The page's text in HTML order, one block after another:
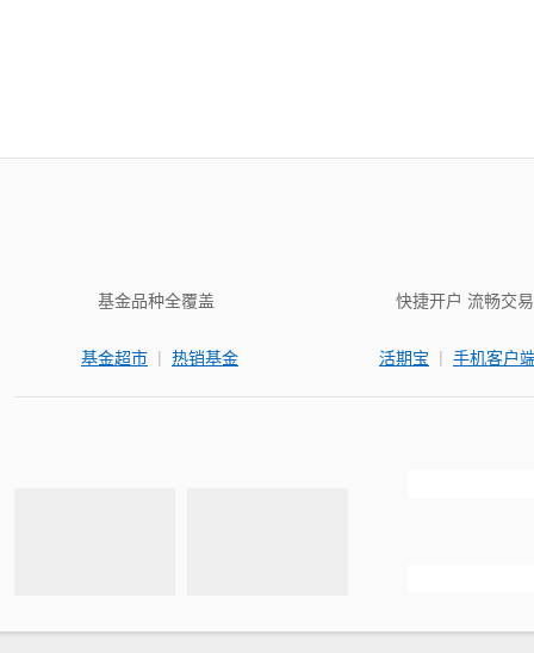
基金品种全覆盖
基金超市 | 热销基金
快捷开户 流畅交易
活期宝 | 手机客户